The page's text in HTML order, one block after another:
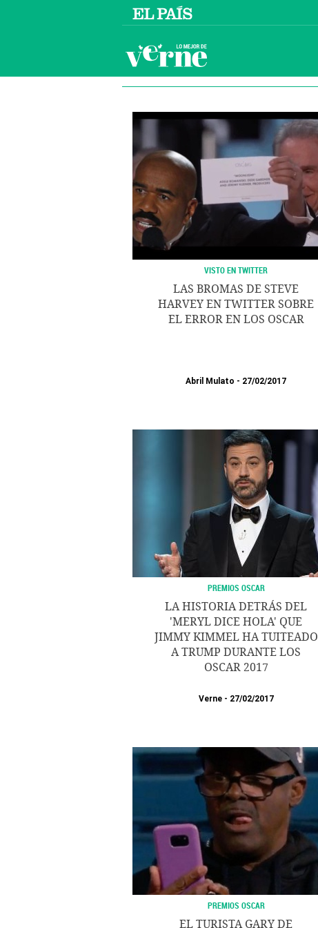
VISTO EN TWITTER
LAS BROMAS DE STEVE
HARVEY EN TWITTER SOBRE
EL ERROR EN LOS OSCAR
Abril Mulato 27/02/2017
PREMIOS OSCAR
LA HISTORIA DETRÁS DEL
'MERYL DICE HOLA' QUE
JIMMY KIMMEL HA TUITEADO
A TRUMP DURANTE LOS
OSCAR 2017
Verne 27/02/2017
PREMIOS OSCAR
EL TURISTA GARY DE